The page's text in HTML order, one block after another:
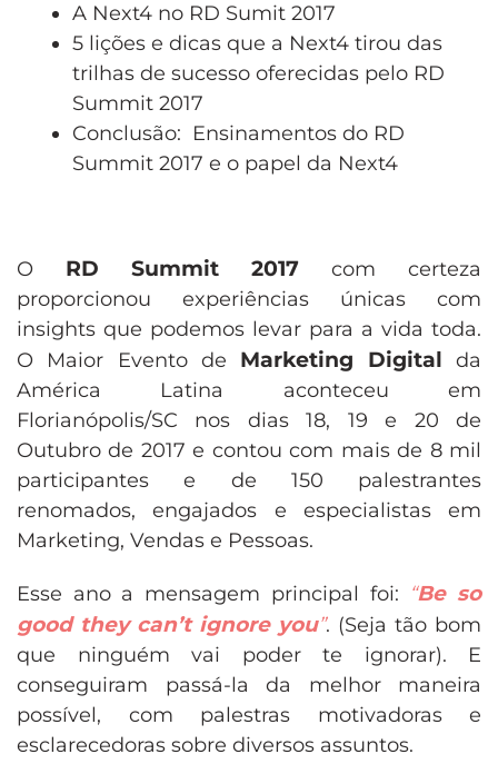
A Next4 no RD Sumit 2017
5 lições e dicas que a Next4 tirou das
trilhas de sucesso oferecidas pelo RD
Summit 2017
Conclusão: Ensinamentos do RD
Summit 2017 e o papel da Next4
O RD Summit 2017 com certeza
proporcionou experiências únicas com
insights que podemos levar para a vida toda.
O Maior Evento de Marketing Digital da
América Latina aconteceu em
Florianópolis/SC nos dias 18, 19 e 20 de
Outubro de 2017 e contou com mais de 8 mil
participantes e de 150 palestrantes
renomados, engajados e especialistas em
Marketing, Vendas e Pessoas.
Esse ano a mensagem principal foi: “Be so
good they can’t ignore you”. (Seja tão bom
que ninguém vai poder te ignorar). E
conseguiram passá-la da melhor maneira
possível, com palestras motivadoras e
esclarecedoras sobre diversos assuntos.